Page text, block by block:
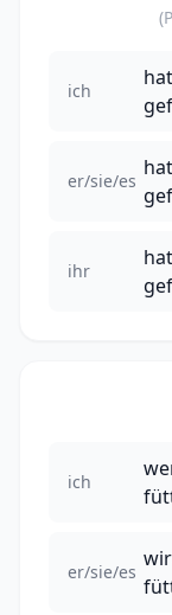
ich
er/sie/es
ihr
ich
er/sie/es